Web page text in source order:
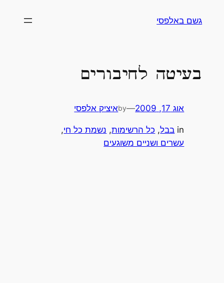
גשם באלפסי
בעיטה לחיבורים
אוג 17, 2009 —
byאיציק אלפסי
בבל, כל הרשימות, נשמת כל חי,
עשרים ושניים משוגעים